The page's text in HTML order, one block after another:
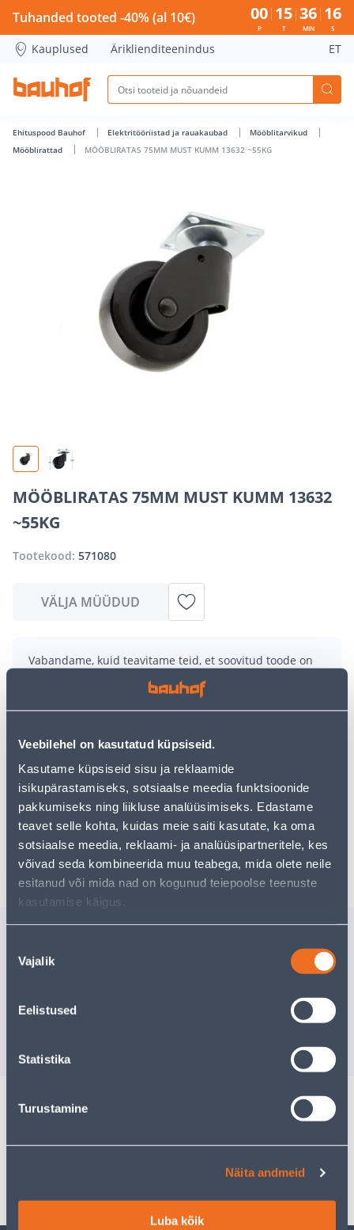
Veebilehel on kasutatud küpsiseid.
Kasutame küpsiseid sisu ja reklaamide
isikupärastamiseks, sotsiaalse meedia funktsioonide
pakkumiseks ning liikluse analüüsimiseks. Edastame
teavet selle kohta, kuidas meie saiti kasutate, ka oma
sotsiaalse meedia, reklaami- ja analüüsipartneritele, kes
võivad seda kombineerida muu teabega, mida olete neile
esitanud või mida nad on kogunud teiepoolse teenuste
kasutamise käigus.
valik
Vajalik
Eelistused
Statistika
Turustamine
Näita andmeid
Luba kõik
MÖÖBLIRATAS 75MM MUST KUMM 13632 ~55KG - Bauhof
Tuhanded tooted -40% (al 10€) 00
P
15
T
36
MIN
15
S
Kauplused Äriklienditeenindus ET
Ehituspood Bauhof Elektritööriistad ja rauakaubad
Mööblitarvikud
Mööblirattad
MÖÖBLIRATAS 75MM MUST KUMM 13632 ~55KG
MÖÖBLIRATAS 75MM MUST KUMM 13632
~55KG
Tootekood: 571080
VÄLJA MÜÜDUD
Vabandame, kuid teavitame teid, et soovitud toode on
pakume suurepäraseid alternatiive samast
tootekategooriast, mis võivad teile sama palju rõõmu
Teie ostlemisrõõm ei pea aga siin lõppema - oma
uurimistööd saate jätkata, naastes
kasutades meie võimsat otsingufunktsiooni, et leida
veelgi meelepärasemad valikuid. Head ostlemist!
Tarne pole võimalik
Sarnased tooted
50MM
~70KG
17.32 €
sisselogitud